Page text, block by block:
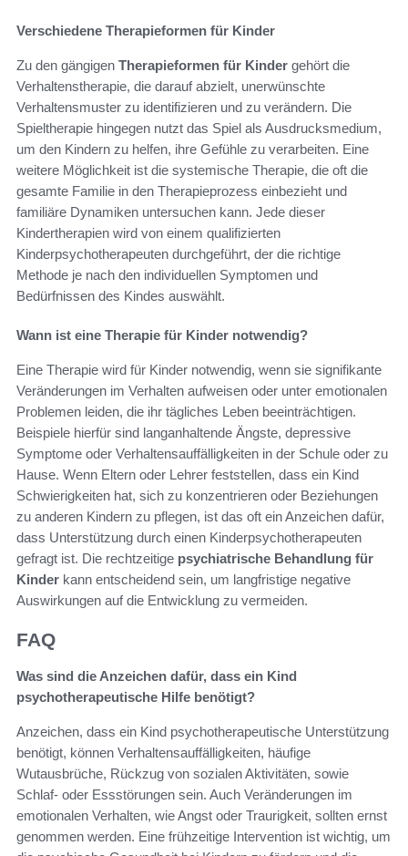
Verschiedene Therapieformen für Kinder
Zu den gängigen Therapieformen für Kinder gehört die
Verhaltenstherapie, die darauf abzielt, unerwünschte
Verhaltensmuster zu identifizieren und zu verändern. Die
Spieltherapie hingegen nutzt das Spiel als Ausdrucksmedium,
um den Kindern zu helfen, ihre Gefühle zu verarbeiten. Eine
weitere Möglichkeit ist die systemische Therapie, die oft die
gesamte Familie in den Therapieprozess einbezieht und
familiäre Dynamiken untersuchen kann. Jede dieser
Kindertherapien wird von einem qualifizierten
Kinderpsychotherapeuten durchgeführt, der die richtige
Methode je nach den individuellen Symptomen und
Bedürfnissen des Kindes auswählt.
Wann ist eine Therapie für Kinder notwendig?
Eine Therapie wird für Kinder notwendig, wenn sie signifikante
Veränderungen im Verhalten aufweisen oder unter emotionalen
Problemen leiden, die ihr tägliches Leben beeinträchtigen.
Beispiele hierfür sind langanhaltende Ängste, depressive
Symptome oder Verhaltensauffälligkeiten in der Schule oder zu
Hause. Wenn Eltern oder Lehrer feststellen, dass ein Kind
Schwierigkeiten hat, sich zu konzentrieren oder Beziehungen
zu anderen Kindern zu pflegen, ist das oft ein Anzeichen dafür,
dass Unterstützung durch einen Kinderpsychotherapeuten
gefragt ist. Die rechtzeitige psychiatrische Behandlung für
Kinder kann entscheidend sein, um langfristige negative
Auswirkungen auf die Entwicklung zu vermeiden.
FAQ
Was sind die Anzeichen dafür, dass ein Kind
psychotherapeutische Hilfe benötigt?
Anzeichen, dass ein Kind psychotherapeutische Unterstützung
benötigt, können Verhaltensauffälligkeiten, häufige
Wutausbrüche, Rückzug von sozialen Aktivitäten, sowie
Schlaf- oder Essstörungen sein. Auch Veränderungen im
emotionalen Verhalten, wie Angst oder Traurigkeit, sollten ernst
genommen werden. Eine frühzeitige Intervention ist wichtig, um